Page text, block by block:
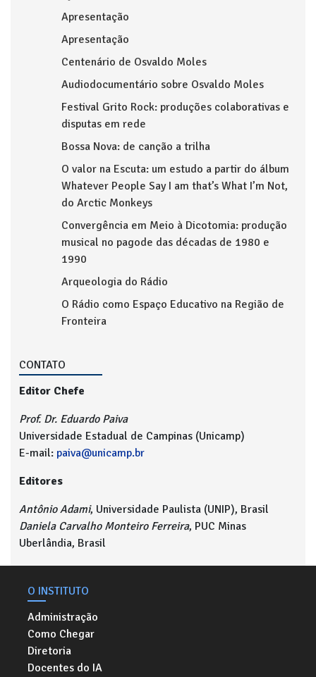
Apresentação
Apresentação
Centenário de Osvaldo Moles
Audiodocumentário sobre Osvaldo Moles
Festival Grito Rock: produções colaborativas e
disputas em rede
Bossa Nova: de canção a trilha
O valor na Escuta: um estudo a partir do álbum
Whatever People Say I am that’s What I’m Not,
do Arctic Monkeys
Convergência em Meio à Dicotomia: produção
musical no pagode das décadas de 1980 e
1990
Arqueologia do Rádio
O Rádio como Espaço Educativo na Região de
Fronteira
CONTATO
Editor Chefe
Prof. Dr. Eduardo Paiva
Universidade Estadual de Campinas (Unicamp)
E-mail: paiva@unicamp.br
Editores
Antônio Adami, Universidade Paulista (UNIP), Brasil
Daniela Carvalho Monteiro Ferreira, PUC Minas
Uberlândia, Brasil
O INSTITUTO
Administração
Como Chegar
Diretoria
Docentes do IA